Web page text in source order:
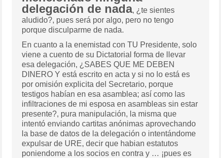
delegación de nada, ¿te sientes
aludido?, pues será por algo, pero no tengo
porque disculparme de nada.
En cuanto a la enemistad con TU Presidente, solo
viene a cuento de su Dictatorial forma de llevar
esa delegación, ¿SABES QUE ME DEBEN
DINERO Y está escrito en acta y si no lo está es
por omisión explicita del Secretario, porque
testigos habían en esa asamblea; así como las
infiltraciones de mi esposa en asambleas sin estar
presente?, pura manipulación, la misma que
intentó enviando cartitas anónimas aprovechando
la base de datos de la delegación o intentándome
expulsar de URE, decir que habian estatutos
poniendome a los socios en contra y … ¡pues es